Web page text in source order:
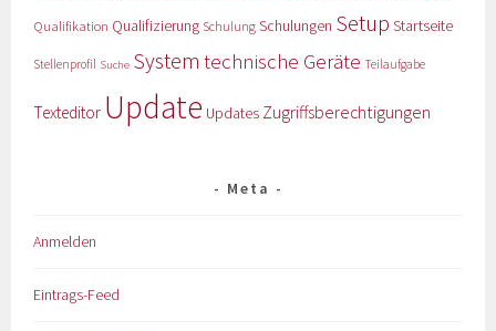
Qualifikation Qualifizierung Schulung Schulungen Setup Startseite
Stellenprofil Suche System technische Geräte Teilaufgabe
Texteditor Update Updates Zugriffsberechtigungen
Meta
Anmelden
Eintrags-Feed